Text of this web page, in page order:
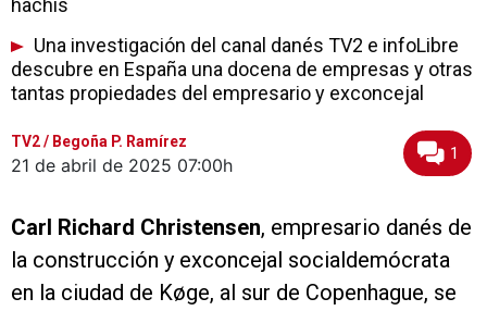
hachís
Una investigación del canal danés TV2 e infoLibre
descubre en España una docena de empresas y otras
tantas propiedades del empresario y exconcejal
TV2 / Begoña P. Ramírez
21 de abril de 2025 07:00h
1
Carl Richard Christensen, empresario danés de
la construcción y exconcejal socialdemócrata
en la ciudad de Køge, al sur de Copenhague, se